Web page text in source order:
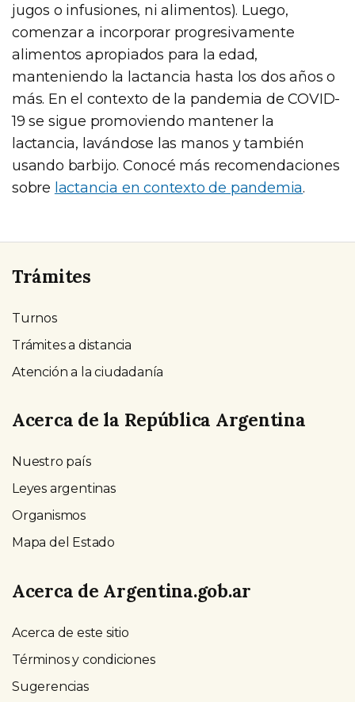
jugos o infusiones, ni alimentos). Luego,
comenzar a incorporar progresivamente
alimentos apropiados para la edad,
manteniendo la lactancia hasta los dos años o
más. En el contexto de la pandemia de COVID-
19 se sigue promoviendo mantener la
lactancia, lavándose las manos y también
usando barbijo. Conocé más recomendaciones
sobre lactancia en contexto de pandemia.
Trámites
Turnos
Trámites a distancia
Atención a la ciudadanía
Acerca de la República Argentina
Nuestro país
Leyes argentinas
Organismos
Mapa del Estado
Acerca de Argentina.gob.ar
Acerca de este sitio
Términos y condiciones
Sugerencias